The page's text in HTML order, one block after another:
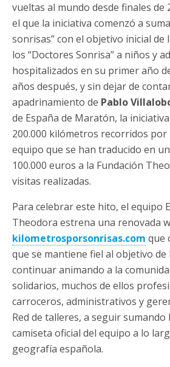
vueltas al mundo desde finales de
el que la iniciativa comenzó a
sonrisas” con el objetivo inicial de
los “Doctores Sonrisa” a niños y
hospitalizados en su primer año
años después, y sin dejar de
apadrinamiento de Pablo
de España de Maratón, la
200.000 kilómetros recorridos
equipo que se han traducido en
100.000 euros a la Fundación
visitas realizadas.
Para celebrar este hito, el equipo
Theodora estrena una renovada
kilometrosporsonrisas.com que
que se mantiene fiel al objetivo de
continuar animando a la
solidarios, muchos de ellos
carroceros, administrativos y
Red de talleres, a seguir
camiseta oficial del equipo a lo
geografía española.